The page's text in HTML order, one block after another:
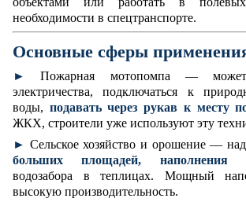
необходимости в спецтранспорте.
Основные сферы
►Пожарная мотопомпа —
электричества, подключаться к
воды, подавать через рукав к месту
ЖКХ, строители уже используют эту
► Сельское хозяйство и орошение —
больших площадей, наполнения
водозабора в теплицах. Мощный
высокую производительность.